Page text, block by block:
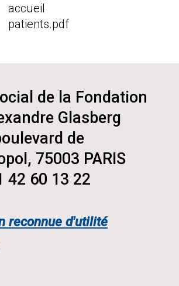
accueil
patients.pdf
de la Fondation
Glasberg
de
75003 PARIS
42 60 13 22
reconnue d'utilité